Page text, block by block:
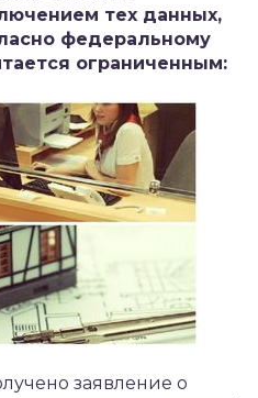
тех данных,
федеральному
ограниченным:
заявление о